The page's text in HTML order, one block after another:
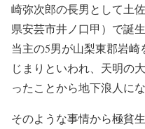
崎弥次郎の長男として土
県安芸市井ノ口甲）で誕
当主の5男が山梨東郡岩
じまりといわれ、天明の
ったことから地下浪人に
そのような事情から極貧